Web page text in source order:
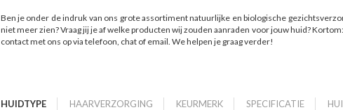
Ben je onder de indruk van ons grote assortiment natuurlijke en biologische
niet meer zien? Vraag jij je af welke producten wij zouden aanraden voor jouw huid?
contact met ons op via telefoon, chat of email. We helpen je graag verder!
HUIDTYPE HAARVERZORGING KEURMERK SPECIFICATIE